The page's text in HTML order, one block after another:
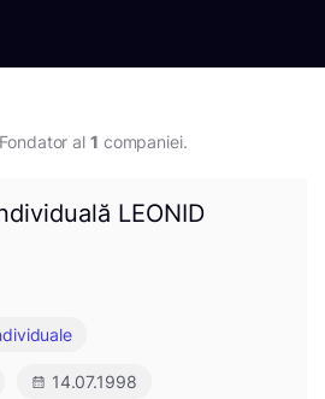
Fondator al 1 companiei.
LEONID
14.07.1998